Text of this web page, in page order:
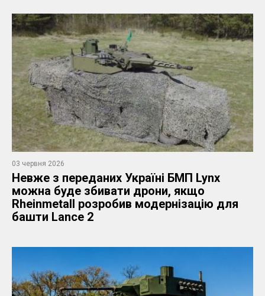
03 червня 2026
Невже з переданих Україні БМП Lynx
можна буде збивати дрони, якщо
Rheinmetall розробив модернізацію для
башти Lance 2